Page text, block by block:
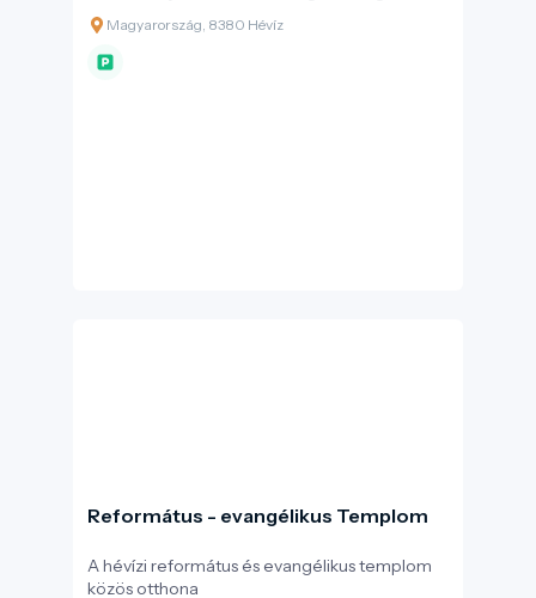
amelyet az 1990-es évek közepén bővítettek
ki templommá.
Magyarország, 8380 Hévíz
Református - evangélikus Templom
A hévízi református és evangélikus templom
közös otthona